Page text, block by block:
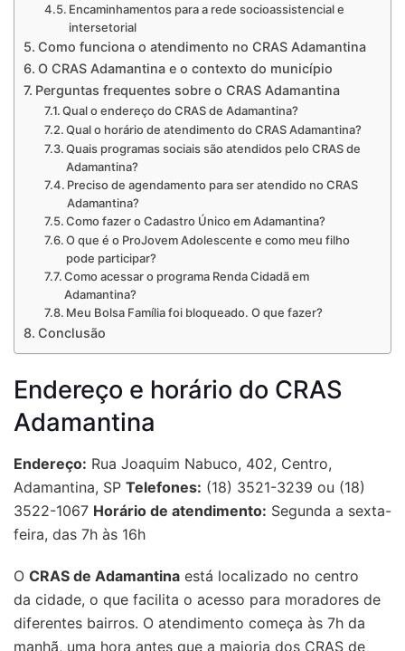
Encaminhamentos para a rede socioassistencial e
intersetorial
Como funciona o atendimento no CRAS Adamantina
O CRAS Adamantina e o contexto do município
Perguntas frequentes sobre o CRAS Adamantina
Qual o endereço do CRAS de Adamantina?
Qual o horário de atendimento do CRAS Adamantina?
Quais programas sociais são atendidos pelo CRAS de
Adamantina?
Preciso de agendamento para ser atendido no CRAS
Adamantina?
Como fazer o Cadastro Único em Adamantina?
O que é o ProJovem Adolescente e como meu filho
pode participar?
Como acessar o programa Renda Cidadã em
Adamantina?
Meu Bolsa Família foi bloqueado. O que fazer?
Conclusão
Endereço e horário do CRAS
Adamantina
Endereço: Rua Joaquim Nabuco, 402, Centro,
Adamantina, SP Telefones: (18) 3521-3239 ou (18)
3522-1067 Horário de atendimento: Segunda a sexta-
feira, das 7h às 16h
O CRAS de Adamantina está localizado no centro
da cidade, o que facilita o acesso para moradores de
diferentes bairros. O atendimento começa às 7h da
manhã, uma hora antes que a maioria dos CRAS de